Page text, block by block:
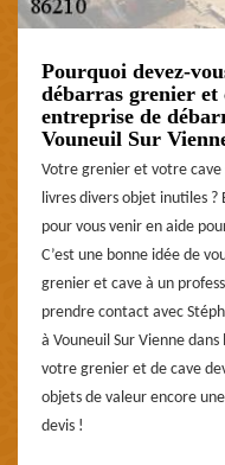
Pourquoi devez-
débarras grenier et
entreprise de
Vouneuil Sur
Votre grenier et votre cave
livres divers objet inutiles ?
pour vous venir en aide
C’est une bonne idée de
grenier et cave à un
prendre contact avec
à Vouneuil Sur Vienne
votre grenier et de cave
objets de valeur encore
devis !